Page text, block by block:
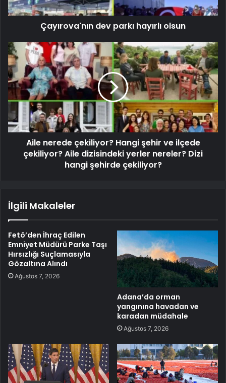
Çayırova'nın dev parkı hayırlı olsun
Aile nerede çekiliyor? Hangi şehir ve ilçede
çekiliyor? Aile dizisindeki yerler nereler? Dizi
hangi şehirde çekiliyor?
İlgili Makaleler
Fetö’den İhraç Edilen
Emniyet Müdürü Parke Taşı
Hırsızlığı Suçlamasıyla
Gözaltına Alındı
Ağustos 7, 2026
Adana’da orman
yangınına havadan ve
karadan müdahale
Ağustos 7, 2026